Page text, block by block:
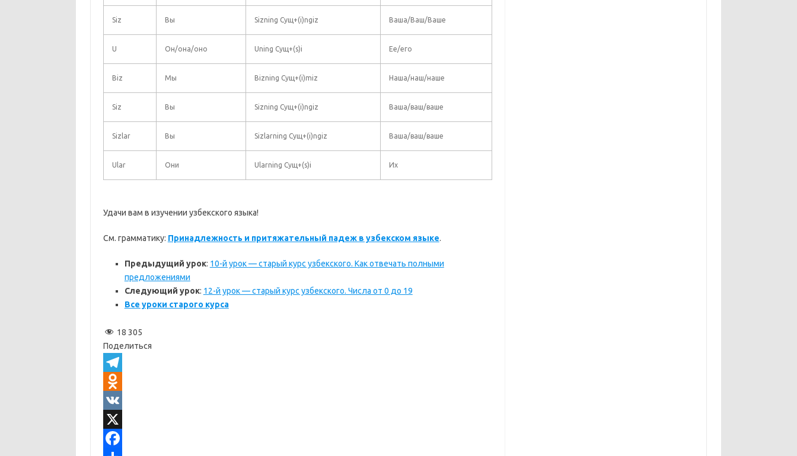
Siz Вы Sizning Сущ+(i)ngiz Ваша/Ваш/Ваше
U Он/она/оно Uning Сущ+(s)i Ее/его
Biz Мы Bizning Сущ+(i)miz Наша/наш/наше
Siz Вы Sizning Сущ+(i)ngiz Ваша/ваш/ваше
Sizlar Вы Sizlarning Сущ+(i)ngiz Ваша/ваш/ваше
Ular Они Ularning Сущ+(s)i Их
Удачи вам в изучении узбекского языка!
См. грамматику: Принадлежность и притяжательный падеж в узбекском языке.
Предыдущий урок: 10-й урок — старый курс узбекского. Как отвечать полными
предложениями
Следующий урок: 12-й урок — старый курс узбекского. Числа от 0 до 19
Все уроки старого курса
18 305
Поделиться
T
e
e
O
n
V
KX